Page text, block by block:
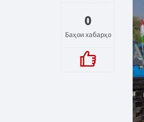
0
Баҳои хабарҳо